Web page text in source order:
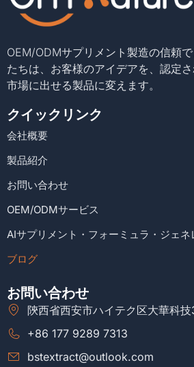
OEM/ODMサプリメント製造の信頼
たちは、お客様のアイデアを、認定
市場に出せる製品に変えます。
クイックリンク
会社概要
製品紹介
お問い合わせ
OEM/ODMサービス
AIサプリメント・フォーミュラ・ジェネ
ブログ
お問い合わせ
陝西省西安市ハイテク区大華科
+86 177 9289 7313
bstextract@outlook.com